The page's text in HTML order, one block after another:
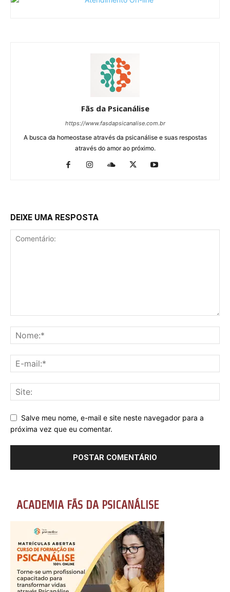
Fãs da Psicanálise
https://www.fasdapsicanalise.com.br
A busca da homeostase através da psicanálise e suas respostas
através do amor ao próximo.
DEIXE UMA RESPOSTA
Salve meu nome, e-mail e site neste navegador para a
próxima vez que eu comentar.
ACADEMIA FÃS DA PSICANÁLISE